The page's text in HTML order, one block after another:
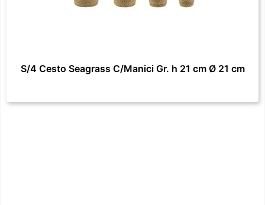
S/4 Cesto Seagrass C/Manici Gr. h 21 cm Ø 21 cm